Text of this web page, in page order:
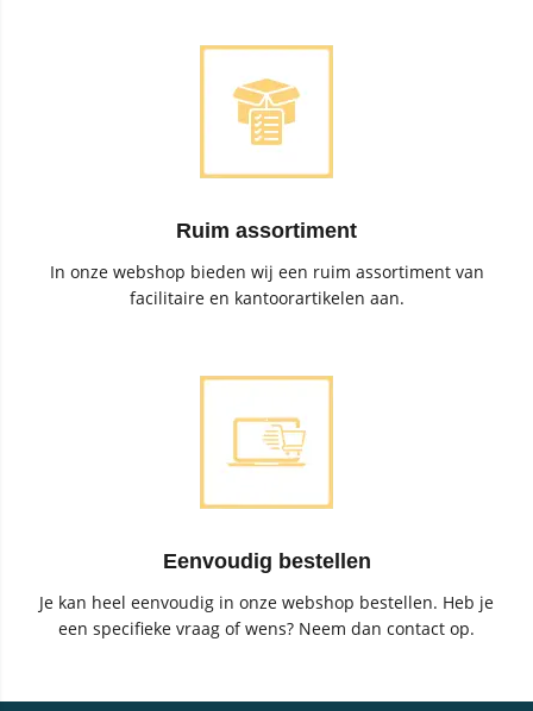
Ruim assortiment
In onze webshop bieden wij een ruim assortiment van
facilitaire en kantoorartikelen aan.
Eenvoudig bestellen
Je kan heel eenvoudig in onze webshop bestellen. Heb je
een specifieke vraag of wens? Neem dan contact op.